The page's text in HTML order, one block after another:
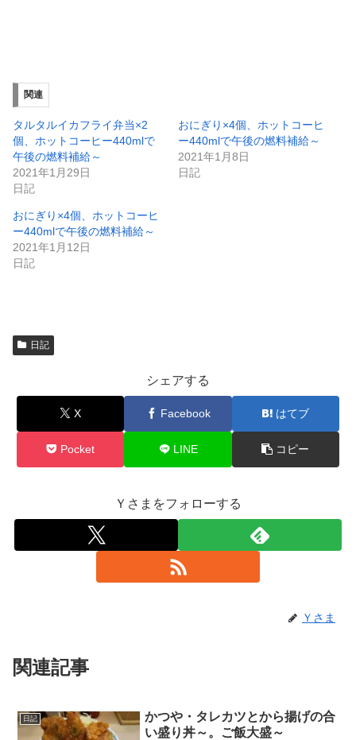
ウ
ィ
ン
ウ
で
開
き
ま
す
い
(
新
し
い
ウ
ウ
で
開
き
関連
タルタルイカフライ弁当×2
個、ホットコーヒー440mlで
午後の燃料補給～
2021年1月29日
日記
おにぎり×4個、ホットコーヒ
ー440mlで午後の燃料補給～
2021年1月8日
日記
おにぎり×4個、ホットコーヒ
ー440mlで午後の燃料補給～
2021年1月12日
日記
日記
シェアする
X Facebook はてブ
Pocket LINE コピー
Ｙさまをフォローする
Ｙさま
関連記事
日記
かつや・タレカツとから揚げの合
い盛り丼～。ご飯大盛～